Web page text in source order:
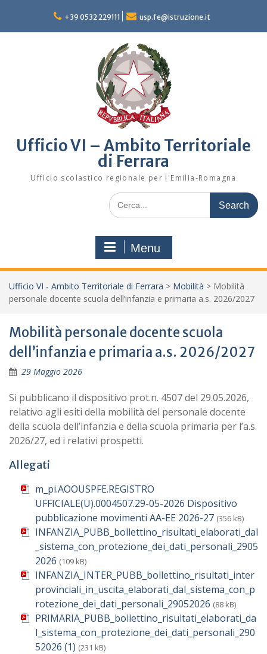
content
+39 0532 229111 usp.fe@istruzione.it
Ufficio VI – Ambito Territoriale
di Ferrara
Ufficio scolastico regionale per l'Emilia-Romagna
Search
for:
Menu
Ufficio VI - Ambito Territoriale di Ferrara > Mobilità > Mobilità
personale docente scuola dell’infanzia e primaria a.s. 2026/2027
Mobilità personale docente scuola
dell’infanzia e primaria a.s. 2026/2027
29 Maggio 2026
Si pubblicano il dispositivo prot.n. 4507 del 29.05.2026,
relativo agli esiti della mobilità del personale docente
della scuola dell’infanzia e della scuola primaria per l’a.s.
2026/27, ed i relativi prospetti.
Allegati
m_pi.AOOUSPFE.REGISTRO
UFFICIALE(U).0004507.29-05-2026 Dispositivo
pubblicazione movimenti AA-EE 2026-27 (356 kB)
INFANZIA_PUBB_bollettino_risultati_elaborati_dal
_sistema_con_protezione_dei_dati_personali_2905
2026 (109 kB)
INFANZIA_INTER_PUBB_bollettino_risultati_inter
provinciali_in_uscita_elaborati_dal_sistema_con_p
rotezione_dei_dati_personali_29052026 (88 kB)
PRIMARIA_PUBB_bollettino_risultati_elaborati_da
l_sistema_con_protezione_dei_dati_personali_290
52026 (1) (231 kB)